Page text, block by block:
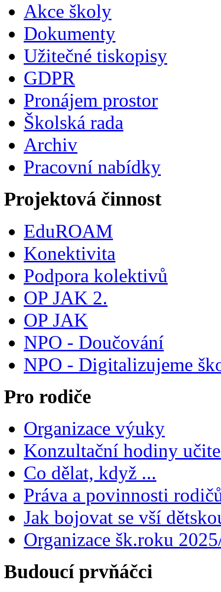
Akce školy
Dokumenty
Užitečné tiskopisy
GDPR
Pronájem prostor
Školská rada
Archiv
Pracovní nabídky
Projektová činnost
EduROAM
Konektivita
Podpora kolektivů
OP JAK 2.
OP JAK
NPO - Doučování
NPO - Digitalizujeme
Pro rodiče
Organizace výuky
Konzultační hodiny
Co dělat, když ...
Práva a povinnosti
Jak bojovat se vší
Organizace šk.roku
Budoucí prvňáčci